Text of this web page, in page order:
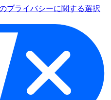
プライバシーに関する選択